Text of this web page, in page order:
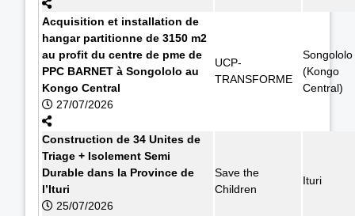
Acquisition et installation de
hangar partitionne de 3150 m2
au profit du centre de pme de
PPC BARNET à Songololo au
Kongo Central
27/07/2026
UCP-
TRANSFORME
Songololo
(Kongo
Central)
Construction de 34 Unites de
Triage + Isolement Semi
Durable dans la Province de
l’Ituri
25/07/2026
Save the
Children
Ituri